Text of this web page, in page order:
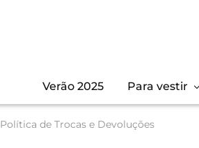
Verão 2025 Para vestir
Política de Trocas e Devoluções